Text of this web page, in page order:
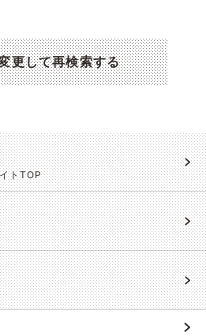
更して再検索する
トTOP